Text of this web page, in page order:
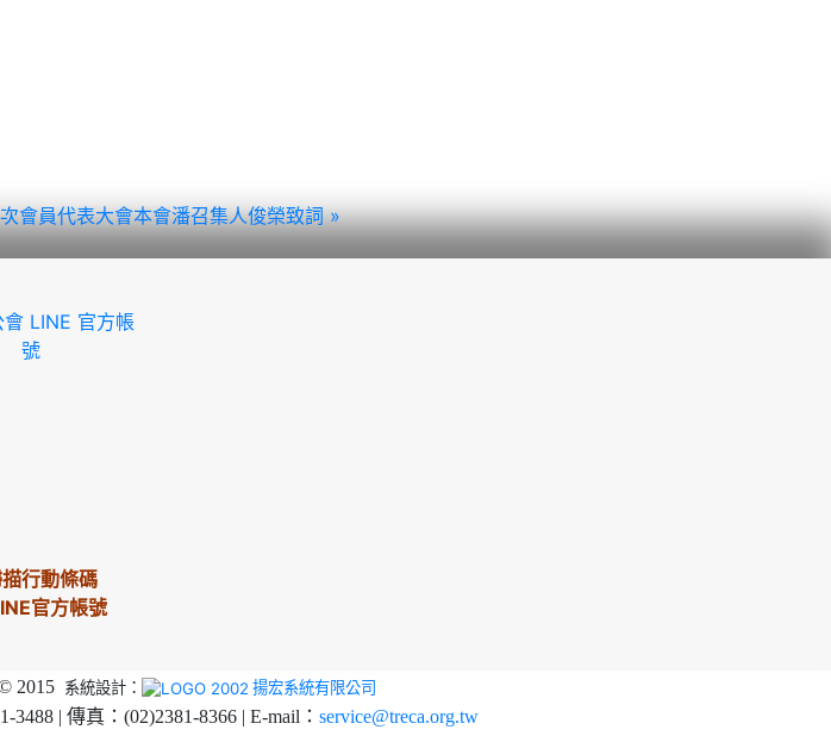
會員代表大會本會潘召集人俊榮致詞 »
行動條碼
官方帳號
2015 系統設計： 揚宏系統有限公司
| 傳真：(02)2381-8366 | E-mail： service@treca.org.tw